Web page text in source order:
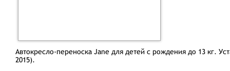
Автокресло-переноска Jane для детей с рождения до 13 кг.
2015).